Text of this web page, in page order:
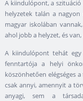
A kiindulópont, a
helyzetek talán a
magyar iskolában
ahol jobb a helyzet, és
A kiindulópont tehát egy
fenntartója a helyi
köszönhetően elégséges
csak annyi, amennyit a
anyagi, sem a